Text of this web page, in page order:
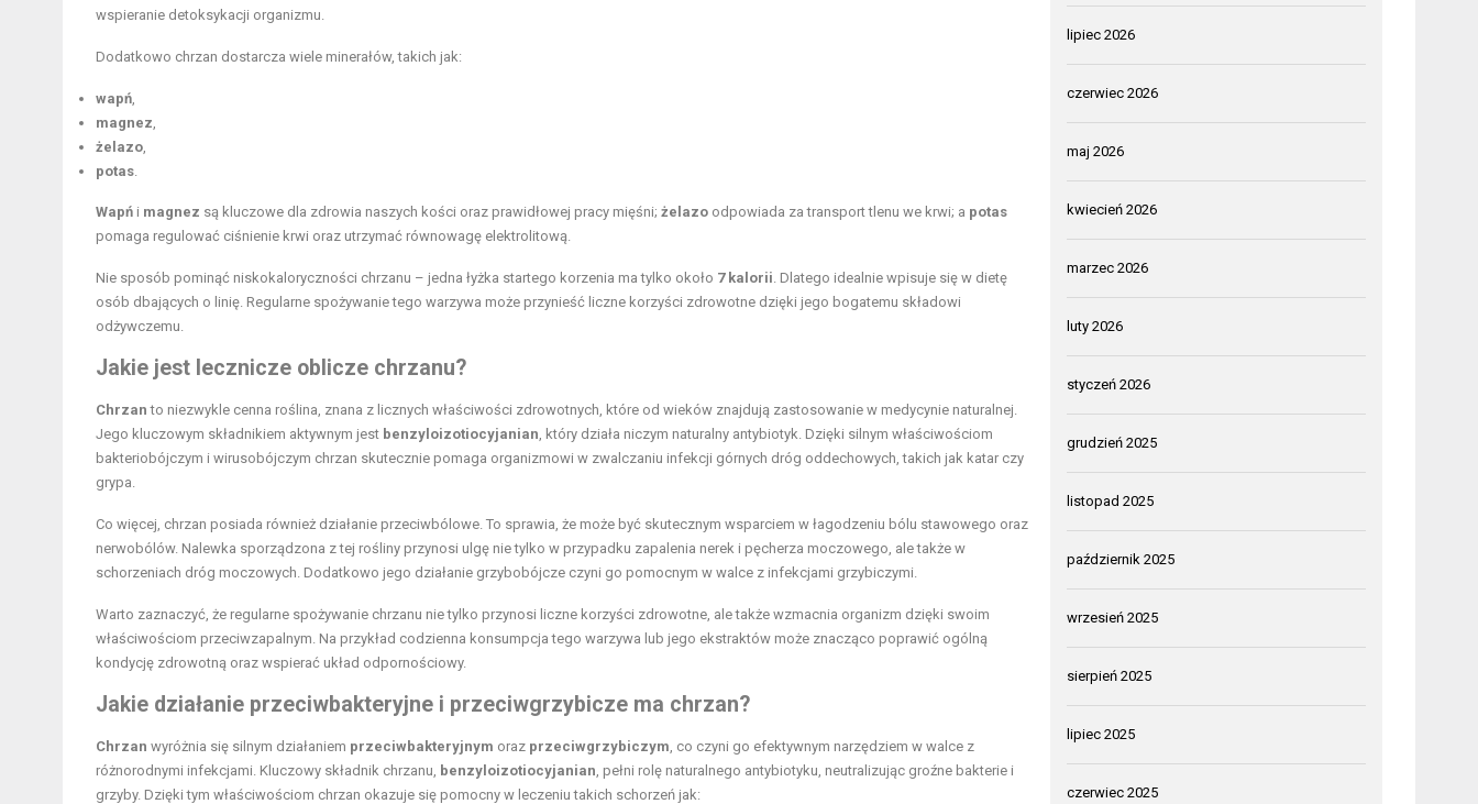
wspieranie detoksykacji organizmu.
Dodatkowo chrzan dostarcza wiele minerałów, takich jak:
wapń
magnez
żelazo
potas
Wapń i magnez są kluczowe dla zdrowia naszych kości oraz prawidłowej pracy mięśni; żelazo odpowiada za transport tlenu we krwi; a potas
pomaga regulować ciśnienie krwi oraz utrzymać równowagę elektrolitową.
Nie sposób pominąć niskokaloryczności chrzanu – jedna łyżka startego korzenia ma tylko około 7 kalorii . Dlatego idealnie wpisuje się w dietę
osób dbających o linię. Regularne spożywanie tego warzywa może przynieść liczne korzyści zdrowotne dzięki jego bogatemu składowi
odżywczemu.
Jakie jest lecznicze oblicze chrzanu?
Chrzan to niezwykle cenna roślina, znana z licznych właściwości zdrowotnych, które od wieków znajdują zastosowanie w medycynie naturalnej.
Jego kluczowym składnikiem aktywnym jest benzyloizotiocyjanian , który działa niczym naturalny antybiotyk. Dzięki silnym właściwościom
bakteriobójczym i wirusobójczym chrzan skutecznie pomaga organizmowi w zwalczaniu infekcji górnych dróg oddechowych, takich jak katar czy
grypa.
Co więcej, chrzan posiada również działanie przeciwbólowe. To sprawia, że może być skutecznym wsparciem w łagodzeniu bólu stawowego oraz
nerwobólów. Nalewka sporządzona z tej rośliny przynosi ulgę nie tylko w przypadku zapalenia nerek i pęcherza moczowego, ale także w
schorzeniach dróg moczowych. Dodatkowo jego działanie grzybobójcze czyni go pomocnym w walce z infekcjami grzybiczymi.
Warto zaznaczyć, że regularne spożywanie chrzanu nie tylko przynosi liczne korzyści zdrowotne, ale także wzmacnia organizm dzięki swoim
właściwościom przeciwzapalnym. Na przykład codzienna konsumpcja tego warzywa lub jego ekstraktów może znacząco poprawić ogólną
kondycję zdrowotną oraz wspierać układ odpornościowy.
Jakie działanie przeciwbakteryjne i przeciwgrzybicze ma chrzan?
Chrzan wyróżnia się silnym działaniem przeciwbakteryjnym oraz przeciwgrzybiczym , co czyni go efektywnym narzędziem w walce z
różnorodnymi infekcjami. Kluczowy składnik chrzanu, benzyloizotiocyjanian , pełni rolę naturalnego antybiotyku, neutralizując groźne bakterie i
grzyby. Dzięki tym właściwościom chrzan okazuje się pomocny w leczeniu takich schorzeń jak:
lipiec 2026
czerwiec 2026
maj 2026
kwiecień 2026
marzec 2026
luty 2026
styczeń 2026
grudzień 2025
listopad 2025
październik 2025
wrzesień 2025
sierpień 2025
lipiec 2025
czerwiec 2025